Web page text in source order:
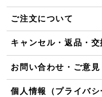
ご注文について
キャンセル・返品・交
お問い合わせ・ご意
個人情報（プライバ